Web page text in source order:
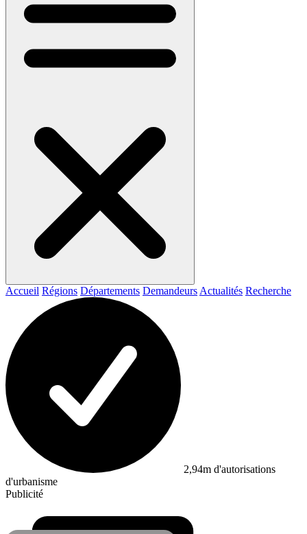
Accueil Régions Départements Demandeurs Actualités Recherche
2,94m d'autorisations
d'urbanisme
Publicité